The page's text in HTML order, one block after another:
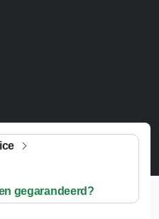
gegarandeerd?